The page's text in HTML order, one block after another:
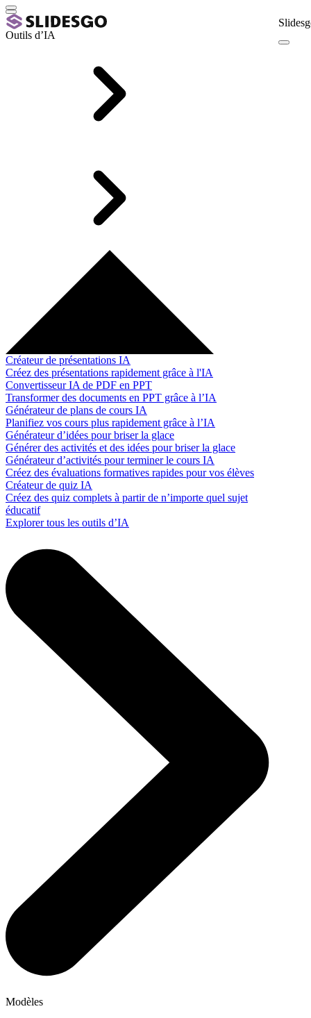
Outils d’IA
Créateur de présentations IA
Créez des présentations rapidement grâce à l'IA
Convertisseur IA de PDF en PPT
Transformer des documents en PPT grâce à l’IA
Générateur de plans de cours IA
Planifiez vos cours plus rapidement grâce à l’IA
Générateur d’idées pour briser la glace
Générer des activités et des idées pour briser la glace
Générateur d’activités pour terminer le cours IA
Créez des évaluations formatives rapides pour vos élèves
Créateur de quiz IA
Créez des quiz complets à partir de n’importe quel sujet
éducatif
Explorer tous les outils d’IA
Modèles